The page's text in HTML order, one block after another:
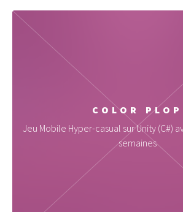
COLOR PLOP
Jeu Mobile Hyper-casual sur Unity (C#)
semaines